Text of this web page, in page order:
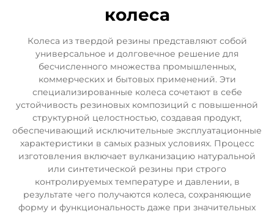
колеса
Колеса из твердой резины представляют собой
универсальное и долговечное решение для
бесчисленного множества промышленных,
коммерческих и бытовых применений. Эти
специализированные колеса сочетают в себе
устойчивость резиновых композиций с повышенной
структурной целостностью, создавая продукт,
обеспечивающий исключительные эксплуатационные
характеристики в самых разных условиях. Процесс
изготовления включает вулканизацию натуральной
или синтетической резины при строго
контролируемых температуре и давлении, в
результате чего получаются колеса, сохраняющие
форму и функциональность даже при значительных